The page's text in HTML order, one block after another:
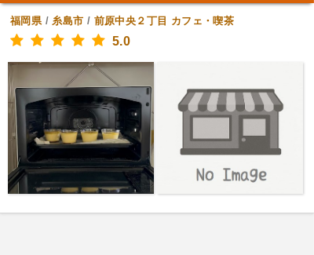
福岡県/糸島市 / 前原中央２丁目 カフェ・喫茶
5.0